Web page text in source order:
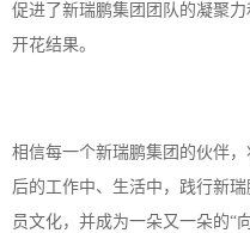
促进了新瑞鹏集团团队的凝聚
开花结果。
相信每一个新瑞鹏集团的伙伴
后的工作中、生活中，践行新
员文化，并成为一朵又一朵的“